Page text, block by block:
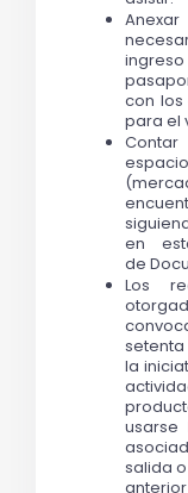
con los
para el
en
de
Los
la
usarse
salida